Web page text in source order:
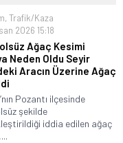
, Trafik/Kaza
2026 15:18
Ağaç Kesimi
Neden Oldu Seyir
Aracın Üzerine Ağaç
Pozantı ilçesinde
şekilde
iddia edilen ağaç